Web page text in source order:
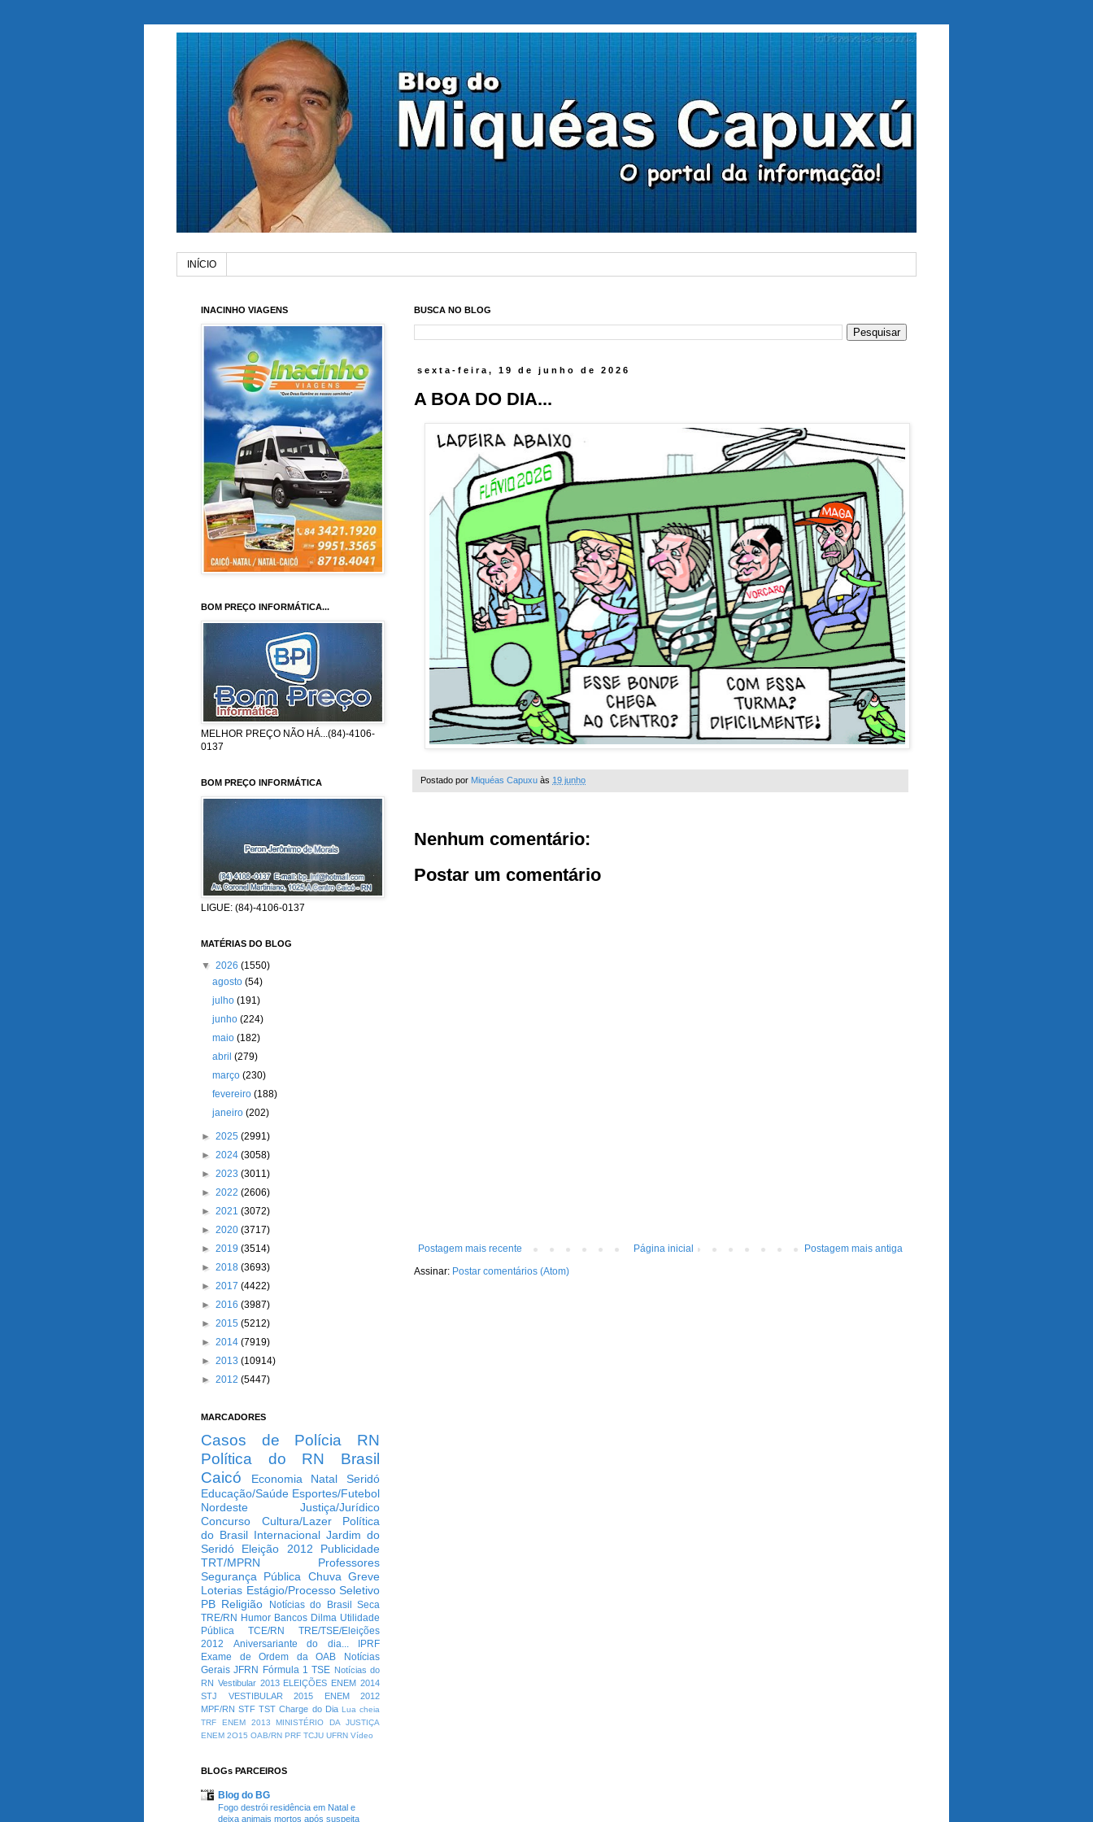
INÍCIO
BUSCA NO BLOG
sexta-feira, 19 de junho de 2026
A BOA DO DIA...
Postado por Miquéas Capuxu às 19 junho
Nenhum comentário:
Postar um comentário
Postagem mais recente Postagem mais antiga
Página inicial
Assinar: Postar comentários (Atom)
INACINHO VIAGENS
BOM PREÇO INFORMÁTICA...
MELHOR PREÇO NÃO HÁ...(84)-4106-
0137
BOM PREÇO INFORMÁTICA
LIGUE: (84)-4106-0137
MATÉRIAS DO BLOG
▼ 2026 (1550)
agosto(54)
julho(191)
junho(224)
maio(182)
abril(279)
março(230)
fevereiro(188)
janeiro(202)
► 2025 (2991)
► 2024 (3058)
► 2023 (3011)
► 2022 (2606)
► 2021 (3072)
► 2020 (3717)
► 2019 (3514)
► 2018 (3693)
► 2017 (4422)
► 2016 (3987)
► 2015 (5212)
► 2014 (7919)
► 2013 (10914)
► 2012 (5447)
MARCADORES
Casos de Polícia
RN
Política do RN
Brasil
Caicó
Economia Natal
Seridó
Educação/Saúde Esportes/Futebol
Nordeste
Justiça/Jurídico
Concurso
Cultura/Lazer
Política
do Brasil Internacional Jardim do
Seridó
Eleição 2012
Publicidade
TRT/MPRN
Professores
Segurança Pública Chuva Greve
Loterias Estágio/Processo Seletivo
PB Religião Notícias do Brasil
Seca
TRE/RN Humor Bancos Dilma Utilidade
Pública
TCE/RN
TRE/TSE/Eleições
2012
Aniversariante do dia...
IPRF
Exame de Ordem da OAB
Notícias
Gerais JFRN Fórmula 1 TSE Notícias do
RN Vestibular 2013 ELEIÇÕES ENEM 2014
STJ
VESTIBULAR 2015
ENEM 2012
MPF/RN STF TST Charge do Dia Lua cheia
TRF
ENEM 2013
MINISTÉRIO DA JUSTIÇA
ENEM 2O15 OAB/RN PRF TCJU UFRN Vídeo
BLOGs PARCEIROS
Blog do BG
Fogo destrói residência em Natal e
deixa animais mortos após suspeita